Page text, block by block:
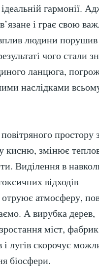
гармонії.
і грає свою
людини
чого стали
ланцюга,
наслідками
кисню, змінює
Виділення в
відходів
атмосферу,
А вирубка дерев,
міст,
і лугів скорочує
біосфери.